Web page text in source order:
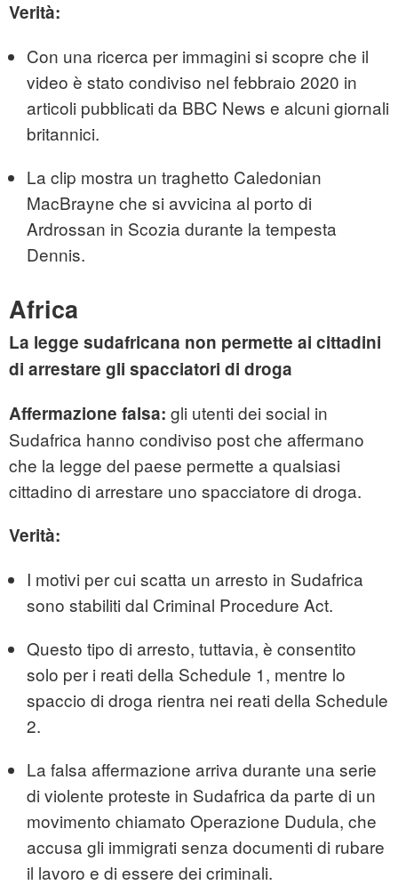
Verità:
Con una ricerca per immagini si scopre che il
video è stato condiviso nel febbraio 2020 in
articoli pubblicati da BBC News e alcuni giornali
britannici.
La clip mostra un traghetto Caledonian
MacBrayne che si avvicina al porto di
Ardrossan in Scozia durante la tempesta
Dennis.
Africa
La legge sudafricana non permette ai cittadini
di arrestare gli spacciatori di droga
Affermazione falsa: gli utenti dei social in
Sudafrica hanno condiviso post che affermano
che la legge del paese permette a qualsiasi
cittadino di arrestare uno spacciatore di droga.
Verità:
I motivi per cui scatta un arresto in Sudafrica
sono stabiliti dal Criminal Procedure Act.
Questo tipo di arresto, tuttavia, è consentito
solo per i reati della Schedule 1, mentre lo
spaccio di droga rientra nei reati della Schedule
2.
La falsa affermazione arriva durante una serie
di violente proteste in Sudafrica da parte di un
movimento chiamato Operazione Dudula, che
accusa gli immigrati senza documenti di rubare
il lavoro e di essere dei criminali.